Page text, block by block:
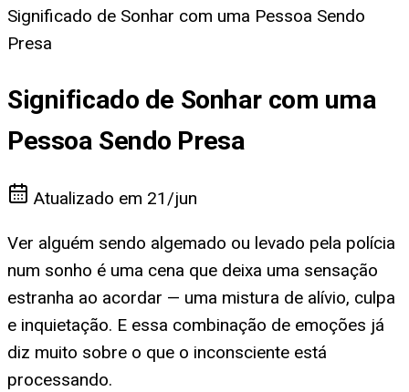
Significado de Sonhar com uma Pessoa Sendo
Presa
Significado de Sonhar com uma
Pessoa Sendo Presa
Atualizado em 21/jun
Ver alguém sendo algemado ou levado pela polícia
num sonho é uma cena que deixa uma sensação
estranha ao acordar — uma mistura de alívio, culpa
e inquietação. E essa combinação de emoções já
diz muito sobre o que o inconsciente está
processando.